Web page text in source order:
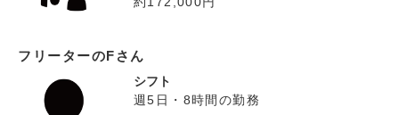
フリーターのFさん
シフト
週5日・8時間の勤務